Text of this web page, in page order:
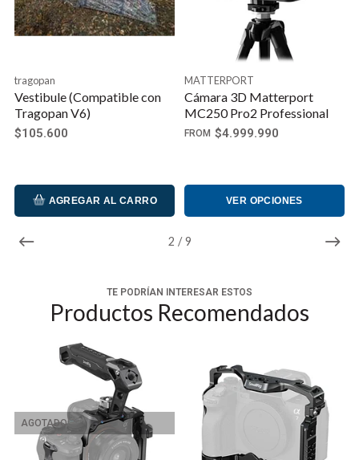
también cuenta con un riel de la OTAN en el lateral, y
también cuenta con ranuras de correa para un cuello
o una correa de mano disponible por separado.
compatibilidadCámara sin espejo Sony a7S III
Cámara sin espejo Sony a7 IV
Cámara sin espejo Sony a1
2 / 9
tragopan
Vestibule (Compatible con
Tragopan V6)
$105.600
AGREGAR AL CARRO
MATTERPORT
Cámara 3D Matterport
MC250 Pro2 Professional
FROM $4.999.990
VER OPCIONES
TE PODRÍAN INTERESAR ESTOS
Productos Recomendados
AGOTADO